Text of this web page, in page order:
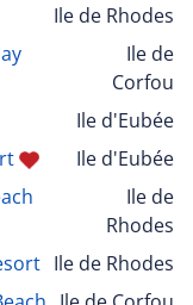
Ile de Rhodes
Ile de
Corfou
Ile d'Eubée
Ile d'Eubée
Ile de
Rhodes
Ile de Rhodes